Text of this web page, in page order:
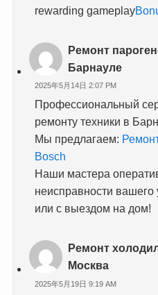
rewarding gameplay
Ремонт
Барнауле
2025年5月14日 2:07 PM
Профессиональный
ремонту техники в
Мы предлагаем:
Bosch
Наши мастера
неисправности вашего
или с выездом на дом!
Ремонт
Москва
2025年5月19日 9:19 AM